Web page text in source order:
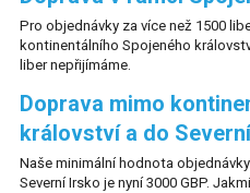
OBJEDNÁVKA ONLINE
Pro objednávky za více než 1500
kontinentálního Spojeného
liber nepřijímáme.
Doprava mimo
království a do
Naše minimální hodnota
Severní Irsko je nyní 3000 GBP.